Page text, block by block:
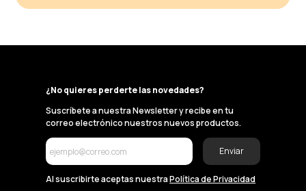
¿No quieres perderte las novedades?
Suscríbete a nuestra Newsletter y recibe en tu
correo electrónico nuestros nuevos productos.
Enviar
Al suscribirte aceptas nuestraPolítica de Privacidad